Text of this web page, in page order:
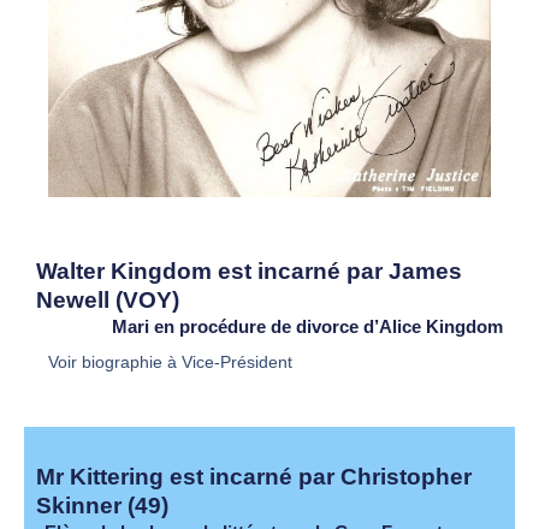
Walter Kingdom est incarné par James
Newell (VOY)
Mari en procédure de divorce d’Alice Kingdom
Voir biographie à Vice-Président
Mr Kittering est incarné par Christopher
Skinner (49)